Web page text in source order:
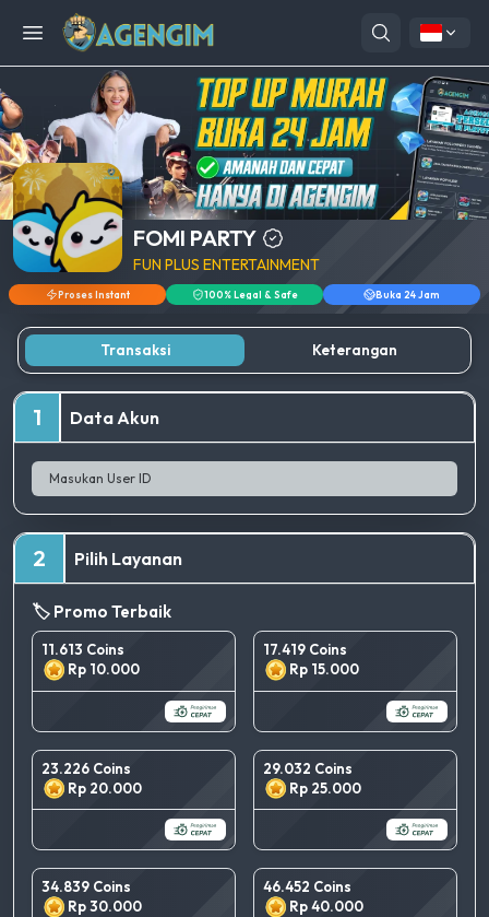
Open menu
FOMI PARTY
FUN PLUS ENTERTAINMENT
Proses Instant 100% Legal & Safe Buka 24 Jam
Transaksi Keterangan
1 Data Akun
2 Pilih Layanan
🏷️ Promo Terbaik
11.613 Coins
Rp 10.000
17.419 Coins
Rp 15.000
23.226 Coins
Rp 20.000
29.032 Coins
Rp 25.000
34.839 Coins
Rp 30.000
46.452 Coins
Rp 40.000